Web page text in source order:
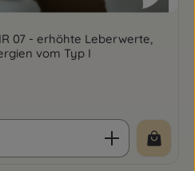
07 - erhöhte Leberwerte,
vom Typ I
gewünschten Wert